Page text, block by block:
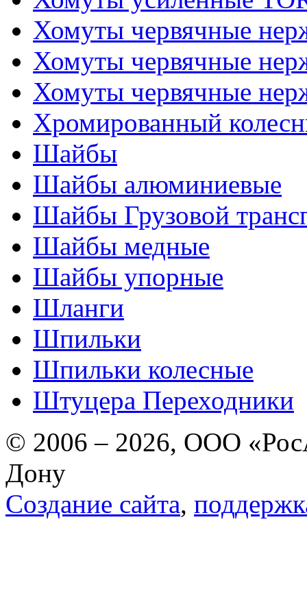
Хомуты червячные
Хомуты червячные
Хомуты червячные
Хромированный
Шайбы
Шайбы алюминиевые
Шайбы Грузовой
Шайбы медные
Шайбы упорные
Шланги
Шпильки
Шпильки колесные
Штуцера Переходники
© 2006 – 2026, ООО
Дону
Создание сайта,